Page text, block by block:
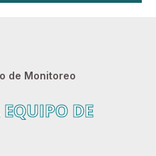
de Monitoreo
DE